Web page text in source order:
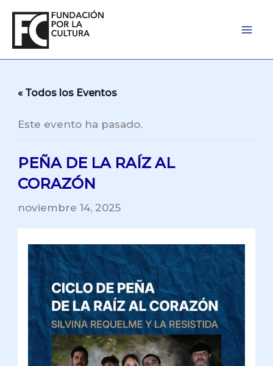
contenido
« Todos los Eventos
Este evento ha pasado.
PEÑA DE LA RAÍZ AL
CORAZÓN
noviembre 14, 2025